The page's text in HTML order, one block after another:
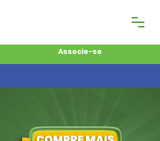
Associe-se